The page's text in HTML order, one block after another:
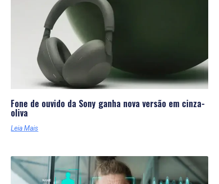
Fone de ouvido da Sony ganha nova versão em cinza-
oliva
Leia Mais